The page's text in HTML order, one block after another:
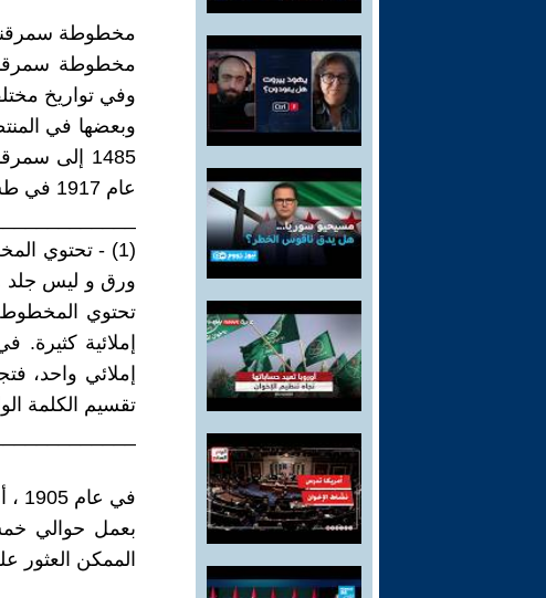
مخطوطة
وفي تواريخ
وبعضها في
عام 1917 في طشقند.
ورق و ليس جلد
تحتوي
إملائية
إملائي واحد،
تقسيم الكلمة
بعمل حوالي
الممكن العثور